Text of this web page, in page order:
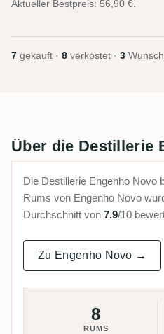
Aktueller Bestpreis: 56,90 €.
7 gekauft · 8 verkostet · 3
Über die Destillerie
Die Destillerie Engenho Novo
Rums von Engenho Novo
Durchschnitt von 7.9/10
Zu Engenho Novo →
8
RUMS